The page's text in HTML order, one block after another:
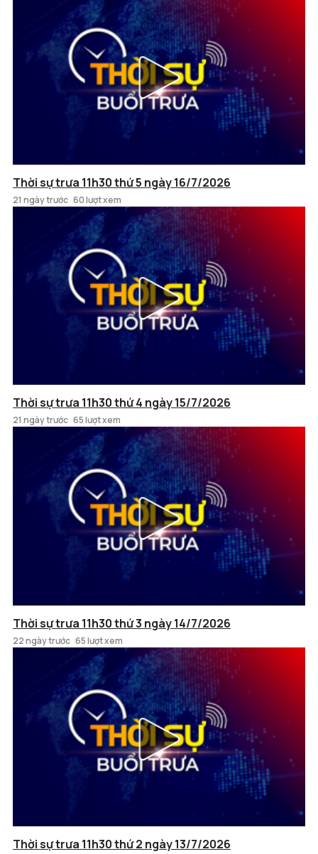
Thời sự trưa 11h30 thứ 5 ngày 16/7/2026
21 ngày trước 60 lượt xem
Thời sự trưa 11h30 thứ 4 ngày 15/7/2026
21 ngày trước 65 lượt xem
Thời sự trưa 11h30 thứ 3 ngày 14/7/2026
22 ngày trước 65 lượt xem
Thời sự trưa 11h30 thứ 2 ngày 13/7/2026